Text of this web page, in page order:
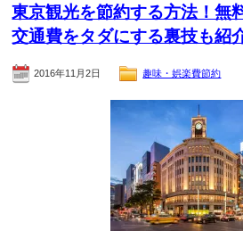
東京観光を節約する方法！無
交通費をタダにする裏技も紹
2016年11月2日 趣味・娯楽費節約